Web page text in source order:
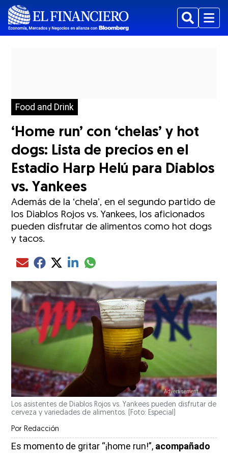
BuscarMenu
Food and Drink
‘Home run’ con ‘chelas’ y hot
dogs: Lista de precios en el
Estadio Harp Helú para Diablos
vs. Yankees
Además de la ‘chela’, en el segundo partido de
los Diablos Rojos vs. Yankees, los aficionados
pueden disfrutar de alimentos como hot dogs
y tacos.
Compartir el artículo actual mediante Email
Compartir el artículo actual mediante Facebook
Compartir el artículo actual mediante Twitter
Compartir el artículo actual mediante LinkedIn
Compartir el artículo actual mediante
Los asistentes de Diablos Rojos vs. Yankees pueden disfrutar de
cerveza y variedades de alimentos. (Foto: Especial)
Por Redacción
Es momento de gritar “¡home run!”, acompañado